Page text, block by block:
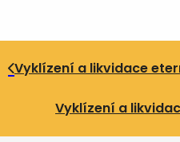
Vyklízení a likvidace
Vyklízení a